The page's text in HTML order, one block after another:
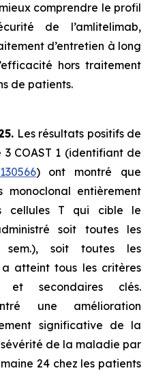
comprendre le profil
de l’amlitelimab,
d’entretien à long
hors traitement
de patients.
Les résultats positifs de
COAST 1 (identifiant de
) ont montré que
monoclonal entièrement
cellules T qui cible le
soit toutes les
sem.), soit toutes les
a atteint tous les critères
et secondaires clés.
une amélioration
significative de la
de la maladie par
24 chez les patients